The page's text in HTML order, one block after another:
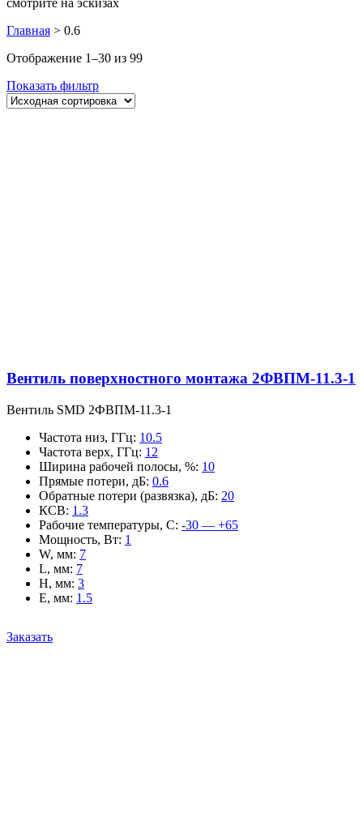
Главная > 0.6
Отображение 1–30 из 99
Показать фильтр
Вентиль поверхностного монтажа 2ФВПМ-11.3-1
Вентиль SMD 2ФВПМ-11.3-1
Частота низ, ГГц: 10.5
Частота верх, ГГц: 12
Ширина рабочей полосы, %: 10
Прямые потери, дБ: 0.6
Обратные потери (развязка), дБ: 20
КСВ: 1.3
Рабочие температуры, С: -30 — +65
Мощность, Вт: 1
W, мм: 7
L, мм: 7
H, мм: 3
E, мм: 1.5
Заказать